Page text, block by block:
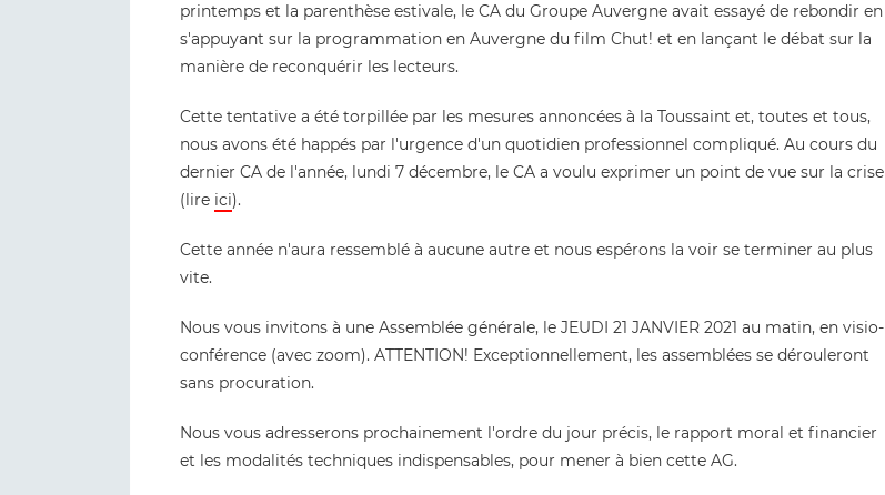
printemps et la parenthèse estivale, le CA du Groupe Auvergne avait essayé de rebondir en
s'appuyant sur la programmation en Auvergne du film Chut! et en lançant le débat sur la
manière de reconquérir les lecteurs.
Cette tentative a été torpillée par les mesures annoncées à la Toussaint et, toutes et tous,
nous avons été happés par l'urgence d'un quotidien professionnel compliqué. Au cours du
dernier CA de l'année, lundi 7 décembre, le CA a voulu exprimer un point de vue sur la crise
(lire ici).
Cette année n'aura ressemblé à aucune autre et nous espérons la voir se terminer au plus
vite.
Nous vous invitons à une Assemblée générale, le JEUDI 21 JANVIER 2021 au matin, en visio-
conférence (avec zoom). ATTENTION! Exceptionnellement, les assemblées se dérouleront
sans procuration.
Nous vous adresserons prochainement l'ordre du jour précis, le rapport moral et financier
et les modalités techniques indispensables, pour mener à bien cette AG.